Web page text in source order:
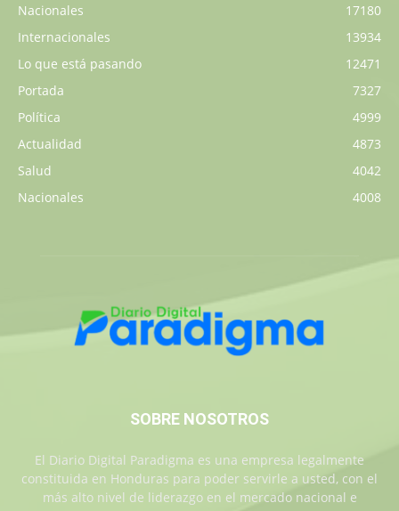
Nacionales
17180
Internacionales
13934
Lo que está pasando
12471
Portada
7327
Política
4999
Actualidad
4873
Salud
4042
Nacionales
4008
SOBRE NOSOTROS
El Diario Digital Paradigma es una empresa legalmente
constituida en Honduras para poder servirle a usted, con el
más alto nivel de liderazgo en el mercado nacional e